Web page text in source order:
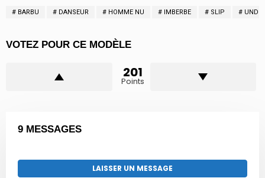
BARBU DANSEUR HOMME NU IMBERBE SLIP
VOTEZ POUR CE MODÈLE
201
Points
9 MESSAGES
LAISSER UN MESSAGE